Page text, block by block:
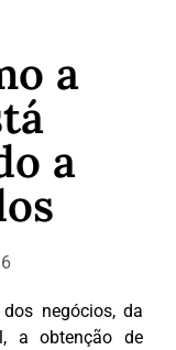
a
a
negócios, da
a obtenção de